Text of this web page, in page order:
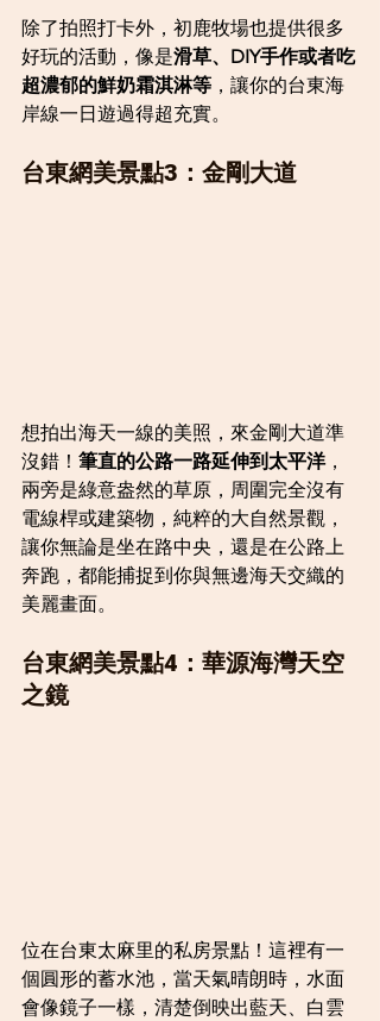
除了拍照打卡外，初鹿牧場也提供很多
好玩的活動，像是滑草、DIY手作或者吃
超濃郁的鮮奶霜淇淋等 ，讓你的台東海
岸線一日遊過得超充實。
台東網美景點3：金剛大道
想拍出海天一線的美照，來金剛大道準
沒錯！ 筆直的公路一路延伸到太平洋，
兩旁是綠意盎然的草原，周圍完全沒有
電線桿或建築物，純粹的大自然景觀，
讓你無論是坐在路中央，還是在公路上
奔跑，都能捕捉到你與無邊海天交織的
美麗畫面。
台東網美景點4：華源海灣天空
之鏡
位在台東太麻里的私房景點！這裡有一
個圓形的蓄水池，當天氣晴朗時，水面
會像鏡子一樣，清楚倒映出藍天、白雲